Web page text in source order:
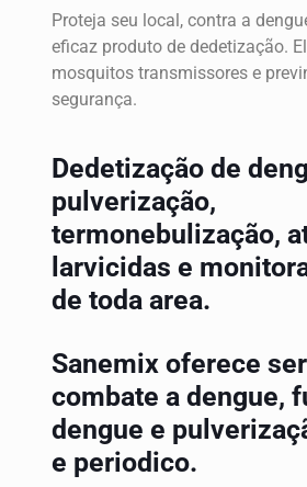
Proteja seu local, contra a
eficaz produto de dedetização.
mosquitos transmissores e
segurança.
Dedetização de
pulverização,
termonebulização,
larvicidas e
de toda area.
Sanemix oferece
combate a dengue,
dengue e
e periodico.